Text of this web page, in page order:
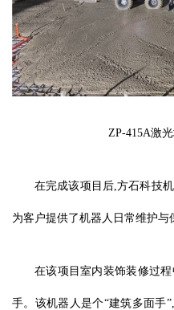
ZP-415A激
在完成该项目后,方石科技
为客户提供了机器人日常维护与
在该项目室内装饰装修过
手。该机器人是个“建筑多面手